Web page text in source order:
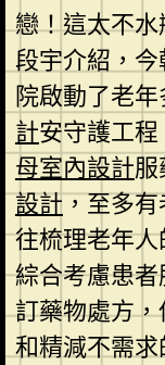
戀！這太不
段宇介紹，
院啟動了老
計安守護工
母室內設計
設計，至多
往梳理老年
綜合考慮患
訂藥物處方
和精減不需